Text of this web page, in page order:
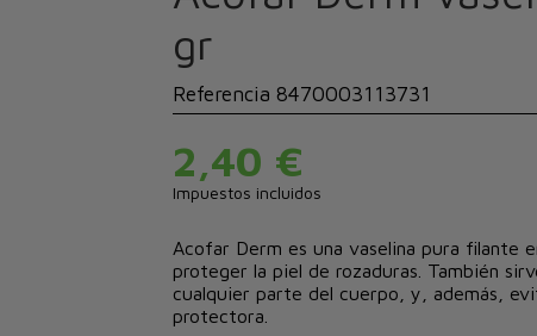
gr
Referencia 8470003113731
2,40 €
Impuestos incluidos
Acofar Derm es una vaselina pura filante
proteger la piel de rozaduras. También
cualquier parte del cuerpo, y, además,
protectora.